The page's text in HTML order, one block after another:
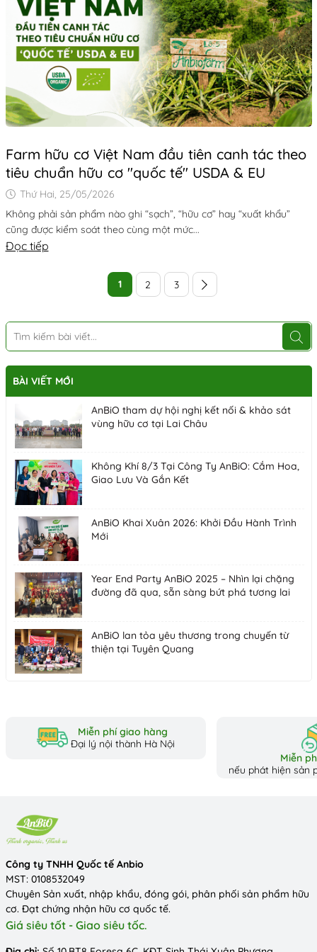
Farm hữu cơ Việt Nam đầu tiên canh tác theo
tiêu chuẩn hữu cơ "quốc tế" USDA & EU
Thứ Hai, 25/05/2026
Không phải sản phẩm nào ghi “sạch”, “hữu cơ” hay “xuất khẩu”
cũng được kiểm soát theo cùng một mức...
Đọc tiếp
1 2 3
BÀI VIẾT MỚI
AnBiO tham dự hội nghị kết nối & khảo sát
vùng hữu cơ tại Lai Châu
Không Khí 8/3 Tại Công Ty AnBiO: Cắm Hoa,
Giao Lưu Và Gắn Kết
AnBiO Khai Xuân 2026: Khởi Đầu Hành Trình
Mới
Year End Party AnBiO 2025 – Nhìn lại chặng
đường đã qua, sẵn sàng bứt phá tương lai
AnBiO lan tỏa yêu thương trong chuyến từ
thiện tại Tuyên Quang
Miễn phí giao hàng
Đại lý nội thành Hà Nội
Miễn
nếu phát hiện sản
Công ty TNHH Quốc tế Anbio
MST: 0108532049
Chuyên Sản xuất, nhập khẩu, đóng gói, phân phối sản phẩm hữu
cơ. Đạt chứng nhận hữu cơ quốc tế.
Giá siêu tốt - Giao siêu tốc.